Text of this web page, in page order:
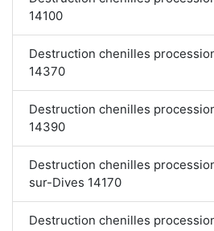
14100
Destruction chenilles
14370
Destruction chenilles
14390
Destruction chenilles
sur-Dives 14170
Destruction chenilles